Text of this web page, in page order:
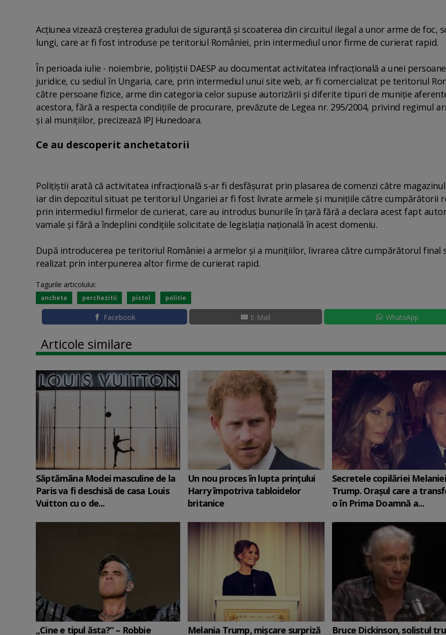
Acţiunea vizează creşterea gradului de siguranţă şi scoaterea din circuitul ilegal a unor arme de foc,
lungi, care ar fi fost introduse pe teritoriul României, prin intermediul unor firme de curierat rapid.
În perioada iulie - noiembrie, poliţiştii DAESP au documentat activitatea infracţională a unei persoane
juridice, cu sediul în Ungaria, care, prin intermediul unui site web, ar fi comercializat pe teritoriul
către persoane fizice, arme din categoria celor supuse autorizării şi diferite tipuri de muniţie
acestora, fără a respecta condiţiile de procurare, prevăzute de Legea nr. 295/2004, privind regimul
şi al muniţiilor, precizează IPJ Hunedoara.
Ce au descoperit anchetatorii
Poliţiştii arată că activitatea infracţională s-ar fi desfăşurat prin plasarea de comenzi către
iar din depozitul situat pe teritoriul Ungariei ar fi fost livrate armele şi muniţiile către cumpărătorii
prin intermediul firmelor de curierat, care au introdus bunurile în ţară fără a declara acest fapt
vamale şi fără a îndeplini condiţiile solicitate de legislaţia naţională în acest domeniu.
După introducerea pe teritoriul României a armelor şi a muniţiilor, livrarea către cumpărătorul final
realizat prin interpunerea altor firme de curierat rapid.
Tagurile articolului:
ancheta perchezitii pistol politie
Facebook E-Mail WhatsApp
Articole similare
Săptămâna Modei masculine de la
Paris va fi deschisă de casa Louis
Vuitton cu o de...
Un nou proces în lupta prinţului
Harry împotriva tabloidelor
britanice
Secretele copilăriei Melaniei
Trump. Orașul care a
o în Prima Doamnă a...
„Cine e tipul ăsta?” – Robbie
Melania Trump, mișcare surpriză
Bruce Dickinson, solistul